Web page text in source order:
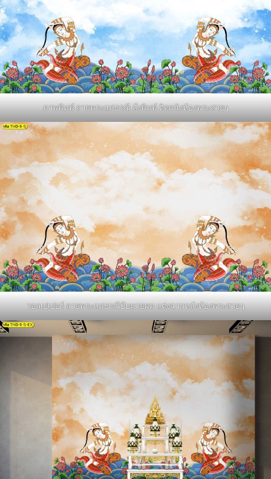
ภาพพิมพ์ ลายพระแม่ธรณี สั่งพิมพ์ ติดผนังห้องพระสวยๆ
วอลเปเปอร์ ลายพระแม่ธรณีบีบมวยผม แต่งฉากหลังห้องพระสวยๆ